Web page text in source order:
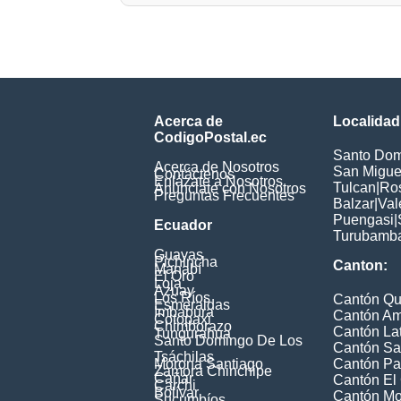
Acerca de
CodigoPostal.ec
Acerca de Nosotros
Contáctenos
Enlázate a Nosotros
Anúnciate con Nosotros
Preguntas Frecuentes
Ecuador
Guayas
Pichincha
Manabí
El Oro
Loja
Azuay
Los Ríos
Esmeraldas
Imbabura
Cotopaxi
Chimborazo
Tungurahua
Santo Domingo De Los
Tsáchilas
Morona Santiago
Zamora Chinchipe
Cañar
Carchi
Bolívar
Santo
San
Tulcan
Balzar
Puengasi
Canton:
Cantón
Cantón
Cantón
Cantón
Cantón
Cantón El
Cantón